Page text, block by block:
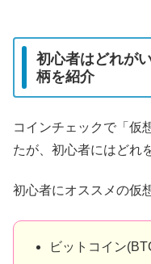
初心者はどれが
柄を紹介
コインチェックで「仮
たが、初心者にはどれ
初心者にオススメの仮
ビットコイン